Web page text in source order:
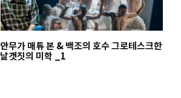
안무가 매튜 본 & 백조의 호수 그로테스크한
날갯짓의 미학 _1